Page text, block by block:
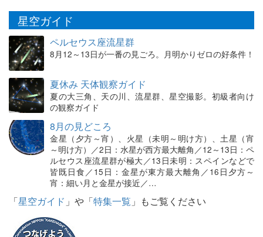
星空ガイド
ペルセウス座流星群
8月12～13日が一番の見ごろ。月明かりゼロの好条件！
夏休み 天体観察ガイド
夏の大三角、天の川、流星群、星空撮影。初級者向け
の観察ガイド
8月の見どころ
金星（夕方～宵）、火星（未明～明け方）、土星（宵
～明け方）／2日：水星が西方最大離角／12～13日：ペ
ルセウス座流星群が極大／13日未明：スペインなどで
皆既日食／15日：金星が東方最大離角／16日夕方～
宵：細い月と金星が接近／…
「星空ガイド 」や「特集一覧 」もご覧ください